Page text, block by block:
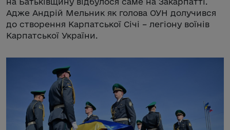
Адже Андрій Мельник як голова ОУН долучився
до створення Карпатської Січі – легіону воїнів
Карпатської України.